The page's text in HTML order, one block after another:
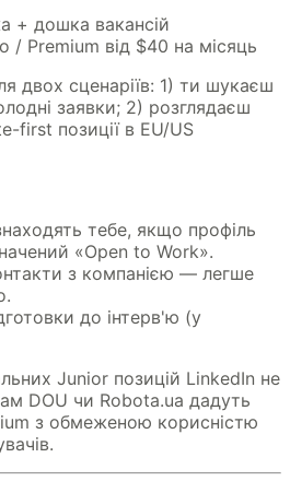
+ дошка вакансій
/ Premium від $40 на місяць
двох сценаріїв: 1) ти шукаєш
заявки; 2) розглядаєш
first позиції в EU/US
тебе, якщо профіль
«Open to Work».
з компанією — легше
до інтерв'ю (у
Junior позицій LinkedIn не
DOU чи Robota.ua дадуть
з обмеженою корисністю